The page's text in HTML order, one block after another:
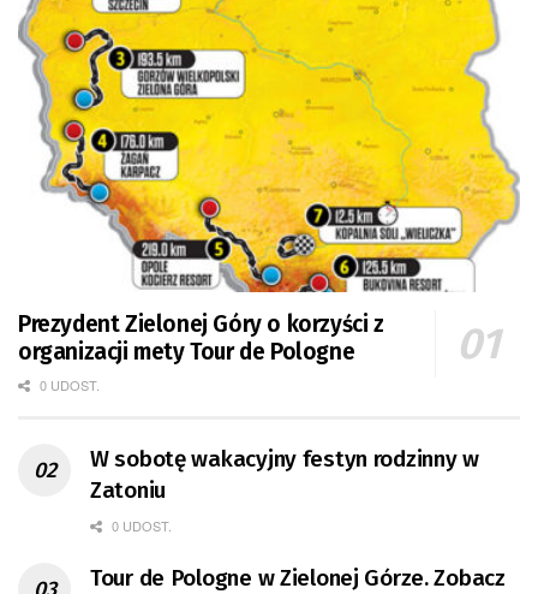
Prezydent Zielonej Góry o korzyści z
organizacji mety Tour de Pologne
0 UDOST.
W sobotę wakacyjny festyn rodzinny w
Zatoniu
0 UDOST.
Tour de Pologne w Zielonej Górze. Zobacz